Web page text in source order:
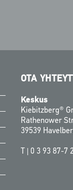
OTA
Keskus
Kiebitzberg®
Rathenower
39539
0 3 93 87-7